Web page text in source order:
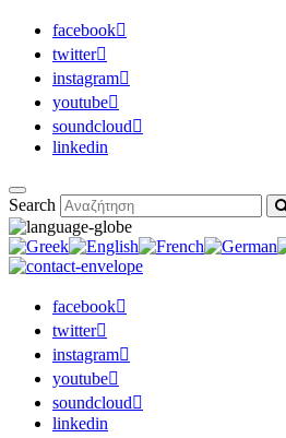
facebook
twitter
instagram
youtube
soundcloud
linkedin
Search
facebook
twitter
instagram
youtube
soundcloud
linkedin